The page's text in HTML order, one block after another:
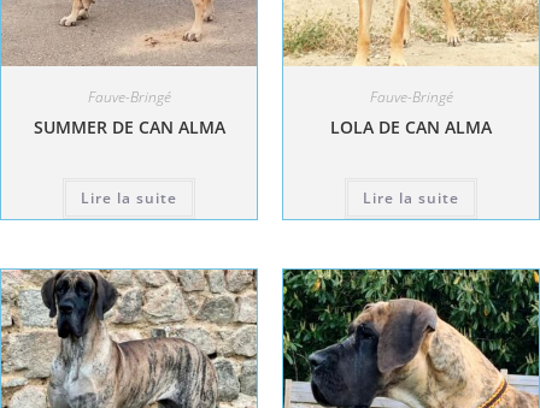
Fauve-Bringé
SUMMER DE CAN ALMA
Lire la suite
Fauve-Bringé
LOLA DE CAN ALMA
Lire la suite